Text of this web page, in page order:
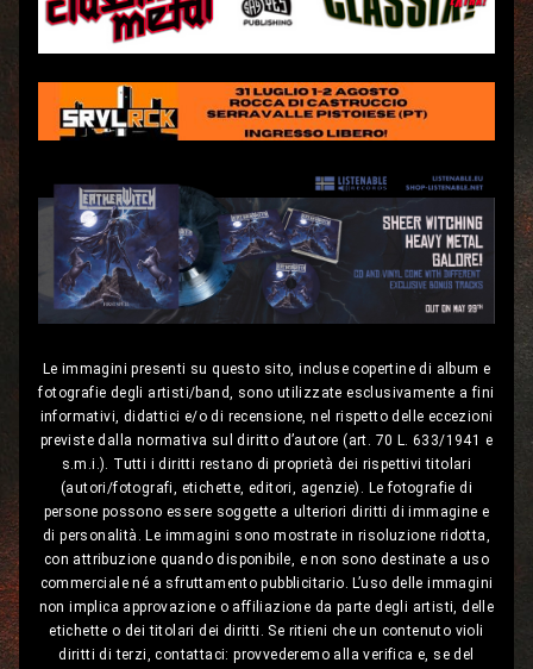
Le immagini presenti su questo sito, incluse copertine di album e
fotografie degli artisti/band, sono utilizzate esclusivamente a fini
informativi, didattici e/o di recensione, nel rispetto delle eccezioni
previste dalla normativa sul diritto d’autore (art. 70 L. 633/1941 e
s.m.i.). Tutti i diritti restano di proprietà dei rispettivi titolari
(autori/fotografi, etichette, editori, agenzie). Le fotografie di
persone possono essere soggette a ulteriori diritti di immagine e
di personalità. Le immagini sono mostrate in risoluzione ridotta,
con attribuzione quando disponibile, e non sono destinate a uso
commerciale né a sfruttamento pubblicitario. L’uso delle immagini
non implica approvazione o affiliazione da parte degli artisti, delle
etichette o dei titolari dei diritti. Se ritieni che un contenuto violi
diritti di terzi, contattaci: provvederemo alla verifica e, se del